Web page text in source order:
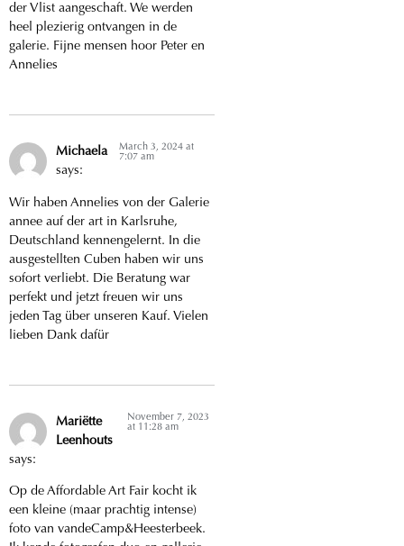
der Vlist aangeschaft. We werden
heel plezierig ontvangen in de
galerie. Fijne mensen hoor Peter en
Annelies
Michaela
says:
March 3, 2024 at
7:07 am
Wir haben Annelies von der Galerie
annee auf der art in Karlsruhe,
Deutschland kennengelernt. In die
ausgestellten Cuben haben wir uns
sofort verliebt. Die Beratung war
perfekt und jetzt freuen wir uns
jeden Tag über unseren Kauf. Vielen
lieben Dank dafür
Mariëtte
Leenhouts
says:
November 7, 2023
at 11:28 am
Op de Affordable Art Fair kocht ik
een kleine (maar prachtig intense)
foto van vandeCamp&Heesterbeek.